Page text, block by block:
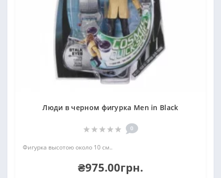
Люди в черном фигурка Men in Black
0
Фигурка высотою около 10 см..
₴975.00грн.